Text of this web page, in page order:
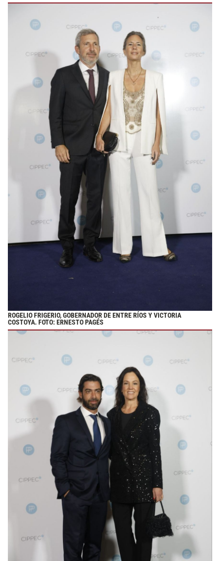
ROGELIO FRIGERIO, GOBERNADOR DE ENTRE RÍOS Y VICTORIA
COSTOYA. FOTO: ERNESTO PAGÉS